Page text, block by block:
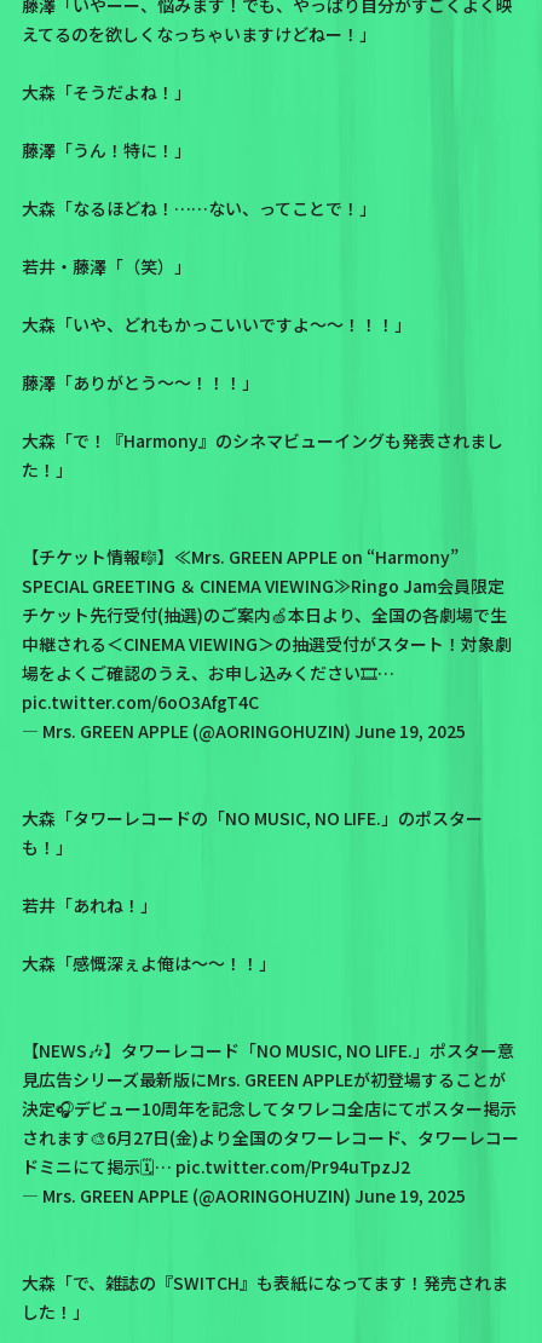
藤澤「いやーー、悩みます！でも、やっぱり自分がすごくよく映
えてるのを欲しくなっちゃいますけどねー！」
大森「そうだよね！」
藤澤「うん！特に！」
大森「なるほどね！……ない、ってことで！」
若井・藤澤「（笑）」
大森「いや、どれもかっこいいですよ〜〜！！！」
藤澤「ありがとう〜〜！！！」
大森「で！
『Harmony』のシネマビューイングも発表されまし
た！ 」
【チケット情報🎼】⁡≪Mrs. GREEN APPLE on “Harmony”
SPECIAL GREETING ＆ CINEMA VIEWING≫Ringo Jam会員限定
チケット先行受付(抽選)のご案内🍏⁡本日より、全国の各劇場で生
中継される＜CINEMA VIEWING＞の抽選受付がスタート！⁡対象劇
場をよくご確認のうえ、お申し込みください🎞️…
pic.twitter.com/6oO3AfgT4C
— Mrs. GREEN APPLE (@AORINGOHUZIN) June 19, 2025
大森「タワーレコードの 「NO MUSIC, NO LIFE.」 のポスター
も！」
若井「あれね！」
大森「感慨深ぇよ俺は〜〜！！」
【NEWS🎶】⁡タワーレコード「NO MUSIC, NO LIFE.」ポスター意
見広告シリーズ最新版にMrs. GREEN APPLEが初登場することが
決定🎧⁡デビュー10周年を記念してタワレコ全店にてポスター掲示
されます🎨⁡6月27日(金)より全国のタワーレコード、タワーレコー
ドミニにて掲示🗓️… pic.twitter.com/Pr94uTpzJ2
— Mrs. GREEN APPLE (@AORINGOHUZIN) June 19, 2025
大森「で、 雑誌の 『SWITCH』 も表紙になってます！ 発売されま
した！」